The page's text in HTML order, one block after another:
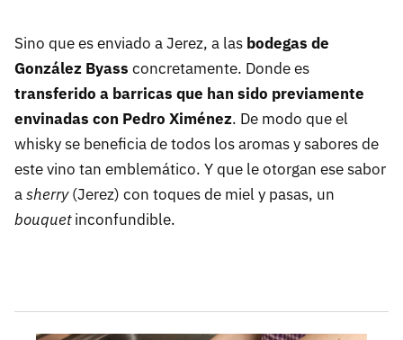
Sino que es enviado a Jerez, a las bodegas de
González Byass concretamente. Donde es
transferido a barricas que han sido previamente
envinadas con Pedro Ximénez. De modo que el
whisky se beneficia de todos los aromas y sabores de
este vino tan emblemático. Y que le otorgan ese sabor
asherry(Jerez) con toques de miel y pasas, un
bouquetinconfundible.